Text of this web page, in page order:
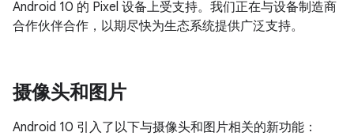
Android 10 的 Pixel 设备上受支持。我们正在与设备制造商
合作伙伴合作，以期尽快为生态系统提供广泛支持。
摄像头和图片
Android 10 引入了以下与摄像头和图片相关的新功能：